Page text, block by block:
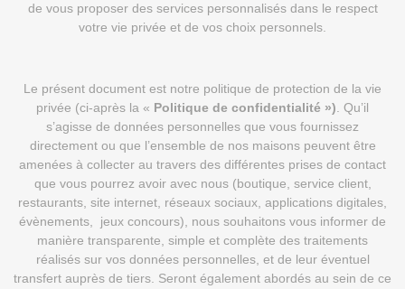
de vous proposer des services personnalisés dans le respect
votre vie privée et de vos choix personnels.
Le présent document est notre politique de protection de la vie
privée (ci-après la « Politique de confidentialité ») . Qu’il
s’agisse de données personnelles que vous fournissez
directement ou que l’ensemble de nos maisons peuvent être
amenées à collecter au travers des différentes prises de contact
que vous pourrez avoir avec nous (boutique, service client,
restaurants, site internet, réseaux sociaux, applications digitales,
évènements, jeux concours), nous souhaitons vous informer de
manière transparente, simple et complète des traitements
réalisés sur vos données personnelles, et de leur éventuel
transfert auprès de tiers. Seront également abordés au sein de ce